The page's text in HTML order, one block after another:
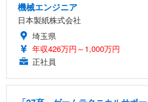
機械エンジニア
日本製紙株式会社
埼玉県
年収426万円～1,000万円
正社員